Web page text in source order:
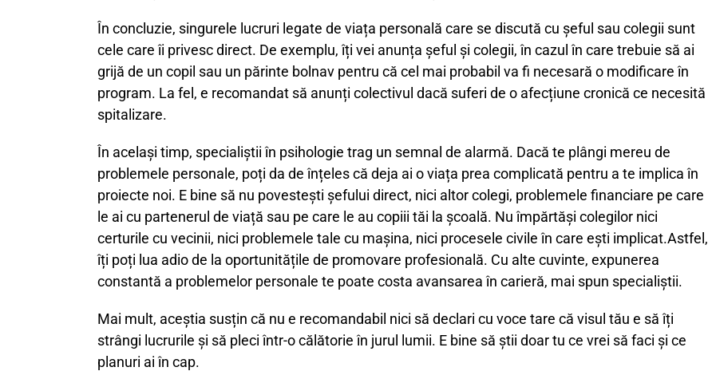
În concluzie, singurele lucruri legate de viața personală care se discută cu șeful sau colegii sunt
cele care îi privesc direct. De exemplu, îți vei anunța șeful și colegii, în cazul în care trebuie să ai
grijă de un copil sau un părinte bolnav pentru că cel mai probabil va fi necesară o modificare în
program. La fel, e recomandat să anunți colectivul dacă suferi de o afecțiune cronică ce necesită
spitalizare.
În același timp, specialiștii în psihologie trag un semnal de alarmă. Dacă te plângi mereu de
problemele personale, poți da de înțeles că deja ai o viața prea complicată pentru a te implica în
proiecte noi. E bine să nu povestești șefului direct, nici altor colegi, problemele financiare pe care
le ai cu partenerul de viață sau pe care le au copiii tăi la școală. Nu împărtăși colegilor nici
certurile cu vecinii, nici problemele tale cu mașina, nici procesele civile în care ești implicat.Astfel,
îți poți lua adio de la oportunitățile de promovare profesională. Cu alte cuvinte, expunerea
constantă a problemelor personale te poate costa avansarea în carieră, mai spun specialiștii.
Mai mult, aceștia susțin că nu e recomandabil nici să declari cu voce tare că visul tău e să îți
strângi lucrurile și să pleci într-o călătorie în jurul lumii. E bine să știi doar tu ce vrei să faci și ce
planuri ai în cap.